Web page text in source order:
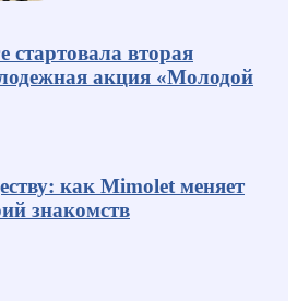
стартовала вторая
акция «Молодой
как Mimolet меняет
знакомств